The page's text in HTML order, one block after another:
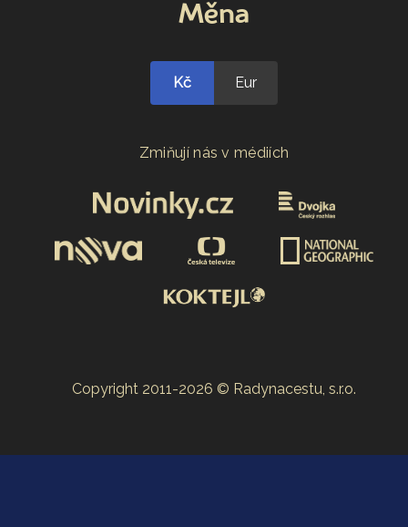
Měna
Kč Eur
Zmiňují nás v médiích
Copyright 2011-2026 © Radynacestu, s.r.o.